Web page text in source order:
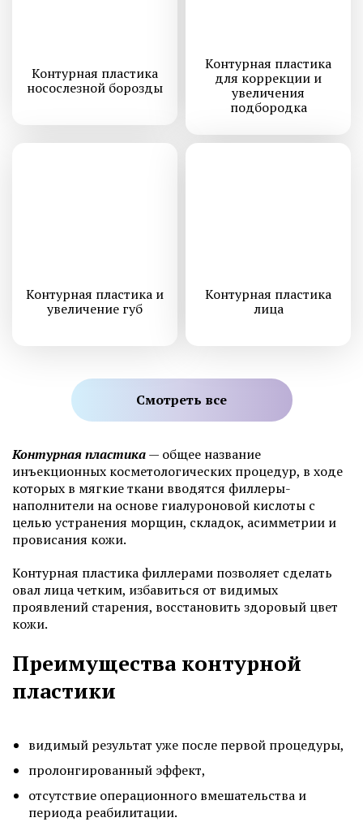
Контурная пластика
носослезной борозды
Контурная пластика
для коррекции и
увеличения
подбородка
Контурная пластика и
увеличение губ
Контурная пластика
лица
Смотреть все
Контурная пластика— общее название
инъекционных косметологических процедур, в ходе
которых в мягкие ткани вводятся филлеры-
наполнители на основе гиалуроновой кислоты с
целью устранения морщин, складок, асимметрии и
провисания кожи.
Контурная пластика филлерами позволяет сделать
овал лица четким, избавиться от видимых
проявлений старения, восстановить здоровый цвет
кожи.
Преимущества контурной
пластики
видимый результат уже после первой процедуры,
пролонгированный эффект,
отсутствие операционного вмешательства и
периода реабилитации.